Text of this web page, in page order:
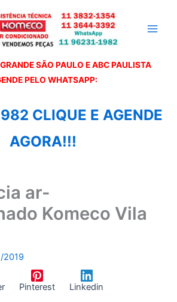
SÃO PAULO E ABC PAULISTA
PELO WHATSAPP:
CLIQUE E AGENDE
AGORA!!!
ar-
Komeco Vila
2019
Pinterest Linkedin